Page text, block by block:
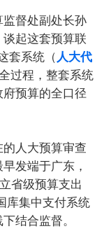
督处副处长孙
起这套预算联
套系统（ 人大代
过程，整套系统
预算的全口径
人大预算审查
发端于广东，
省级预算支出
库集中支付系统
结合监督。